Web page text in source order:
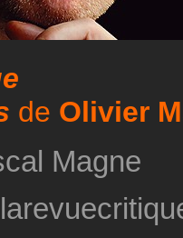
de Olivier
Magne